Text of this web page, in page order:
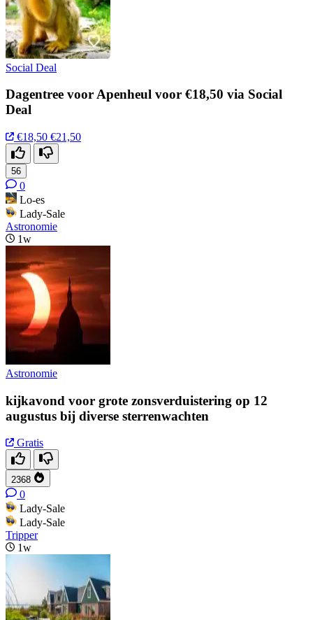
Social Deal
Dagentree voor Apenheul voor €18,50 via Social
Deal
€18,50 €21,50
56
0
Lo-es
Lady-Sale
Astronomie
1w
Astronomie
kijkavond voor grote zonsverduistering op 12
augustus bij diverse sterrenwachten
Gratis
2368
0
Lady-Sale
Lady-Sale
Tripper
1w